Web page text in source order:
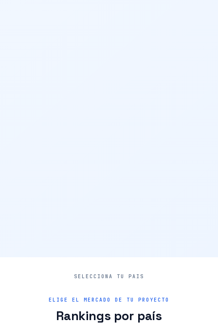
ELIGE EL MERCADO DE TU PROYECTO
Rankings por país